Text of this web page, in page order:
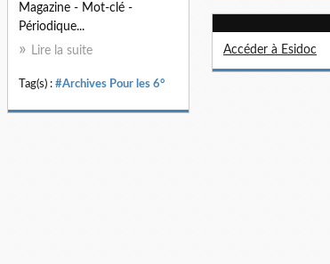
Magazine - Mot-clé -
Périodique...
Lire la suite
Tag(s) : #Archives Pour les 6°
Accéder à Esidoc